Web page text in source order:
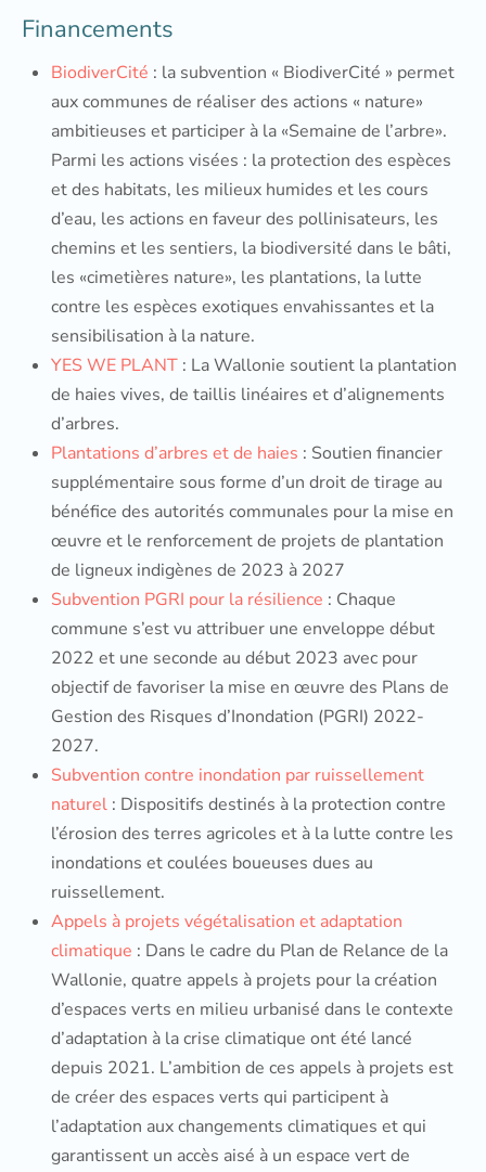
Financements
BiodiverCité : la subvention « BiodiverCité » permet
aux communes de réaliser des actions « nature»
ambitieuses et participer à la «Semaine de l’arbre».
Parmi les actions visées : la protection des espèces
et des habitats, les milieux humides et les cours
d’eau, les actions en faveur des pollinisateurs, les
chemins et les sentiers, la biodiversité dans le bâti,
les «cimetières nature», les plantations, la lutte
contre les espèces exotiques envahissantes et la
sensibilisation à la nature.
YES WE PLANT : La Wallonie soutient la plantation
de haies vives, de taillis linéaires et d’alignements
d’arbres.
Plantations d’arbres et de haies : Soutien financier
supplémentaire sous forme d’un droit de tirage au
bénéfice des autorités communales pour la mise en
œuvre et le renforcement de projets de plantation
de ligneux indigènes de 2023 à 2027
Subvention PGRI pour la résilience : Chaque
commune s’est vu attribuer une enveloppe début
2022 et une seconde au début 2023 avec pour
objectif de favoriser la mise en œuvre des Plans de
Gestion des Risques d’Inondation (PGRI) 2022-
2027.
Subvention contre inondation par ruissellement
naturel : Dispositifs destinés à la protection contre
l’érosion des terres agricoles et à la lutte contre les
inondations et coulées boueuses dues au
ruissellement.
Appels à projets végétalisation et adaptation
climatique : Dans le cadre du Plan de Relance de la
Wallonie, quatre appels à projets pour la création
d’espaces verts en milieu urbanisé dans le contexte
d’adaptation à la crise climatique ont été lancé
depuis 2021. L’ambition de ces appels à projets est
de créer des espaces verts qui participent à
l’adaptation aux changements climatiques et qui
garantissent un accès aisé à un espace vert de